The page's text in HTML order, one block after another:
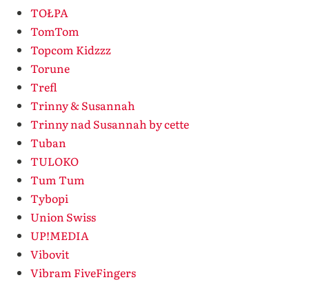
TOŁPA
TomTom
Topcom Kidzzz
Torune
Trefl
Trinny & Susannah
Trinny nad Susannah by cette
Tuban
TULOKO
Tum Tum
Tybopi
Union Swiss
UP!MEDIA
Vibovit
Vibram FiveFingers